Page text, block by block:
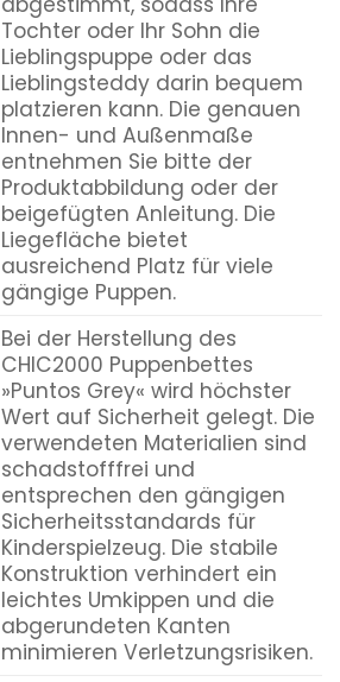
Tochter oder Ihr Sohn die
Lieblingspuppe oder das
Lieblingsteddy darin bequem
platzieren kann. Die genauen
Innen- und Außenmaße
entnehmen Sie bitte der
Produktabbildung oder der
beigefügten Anleitung. Die
Liegefläche bietet
ausreichend Platz für viele
gängige Puppen.
Bei der Herstellung des
CHIC2000 Puppenbettes
»Puntos Grey« wird höchster
Wert auf Sicherheit gelegt. Die
verwendeten Materialien sind
schadstofffrei und
entsprechen den gängigen
Sicherheitsstandards für
Kinderspielzeug. Die stabile
Konstruktion verhindert ein
leichtes Umkippen und die
abgerundeten Kanten
minimieren Verletzungsrisiken.